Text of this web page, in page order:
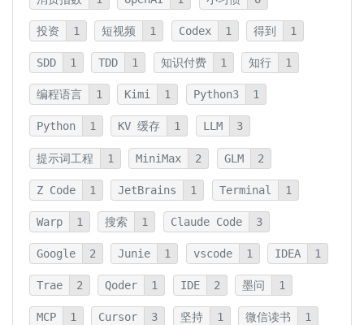
投资 1 短视频 1 Codex 1 得到 1
SDD 1 TDD 1 知识付费 1 知行 1
编程语言 1 Kimi 1 Python3 1
Python 1 KV 缓存 1 LLM 3
提示词工程 1 MiniMax 2 GLM 2
Z Code 1 JetBrains 1 Terminal 1
Warp 1 搜索 1 Claude Code 3
Google 2 Junie 1 vscode 1 IDEA 1
Trae 2 Qoder 1 IDE 2 墨问 1
MCP 1 Cursor 3 坚持 1 微信读书 1